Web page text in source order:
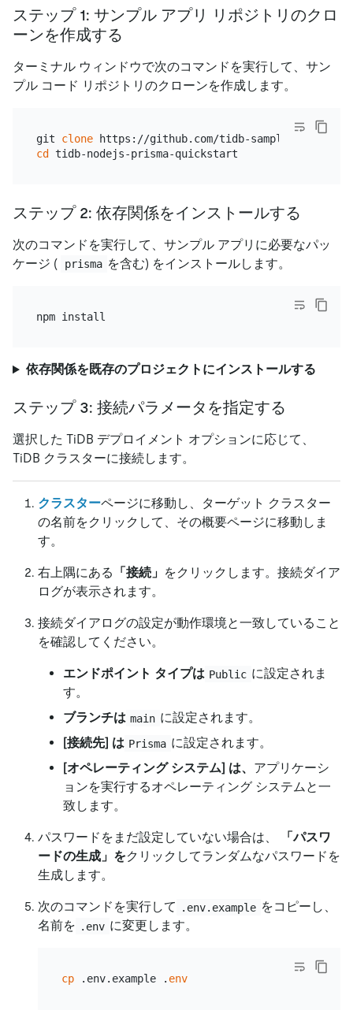
ステップ 1: サンプル アプリ リポジトリのクロ
ーンを作成する
ターミナル ウィンドウで次のコマンドを実行して、サン
プル コード リポジトリのクローンを作成します。
git clone
cd
ステップ 2: 依存関係をインストールする
次のコマンドを実行して、サンプル アプリに必要なパッ
ケージ (
prisma を含む) をインストールします。
依存関係を既存のプロジェクトにインストールする
ステップ 3: 接続パラメータを指定する
選択した TiDB デプロイメント オプションに応じて、
TiDB クラスターに接続します。
クラスターページに移動し、ターゲット クラスター
の名前をクリックして、その概要ページに移動しま
す。
右上隅にある 「接続」 をクリックします。接続ダイア
ログが表示されます。
接続ダイアログの設定が動作環境と一致していること
を確認してください。
エンドポイント タイプは Public に設定されま
す。
ブランチは main に設定されます。
[接続先] は Prisma に設定されます。
[オペレーティング システム] は、 アプリケーシ
ョンを実行するオペレーティング システムと一
致します。
パスワードをまだ設定していない場合は、
「パスワ
ードの生成」をクリックしてランダムなパスワードを
生成します。
次のコマンドを実行して .env.example をコピーし、
名前を .env に変更します。
cp .env.example . env